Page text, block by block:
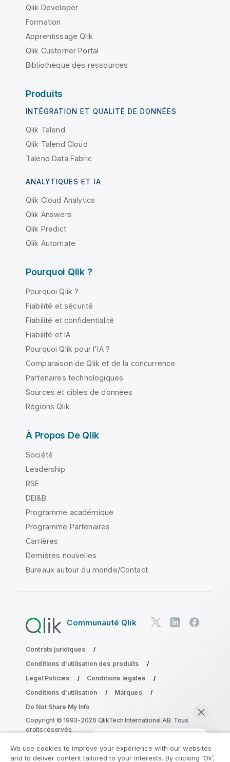
Qlik Developer
Formation
Apprentissage Qlik
Qlik Customer Portal
Bibliothèque des ressources
Produits
INTÉGRATION ET QUALITÉ DE DONNÉES
Qlik Talend
Qlik Talend Cloud
Talend Data Fabric
ANALYTIQUES ET IA
Qlik Cloud Analytics
Qlik Answers
Qlik Predict
Qlik Automate
Pourquoi Qlik ?
Pourquoi Qlik ?
Fiabilité et sécurité
Fiabilité et confidentialité
Fiabilité et IA
Pourquoi Qlik pour l'IA ?
Comparaison de Qlik et de la concurrence
Partenaires technologiques
Sources et cibles de données
Régions Qlik
À Propos De Qlik
Société
Leadership
RSE
DEI&B
Programme académique
Programme Partenaires
Carrières
Dernières nouvelles
Bureaux autour du monde/Contact
Communauté Qlik
Contrats juridiques
Conditions d'utilisation des produits
Legal Policies
Conditions légales
Conditions d'utilisation
Marques
Do Not Share My Info
Copyright © 1993-2026 QlikTech International AB. Tous
droits réservés.
We use cookies to improve your experience with our websites
and to deliver content tailored to your interests. By clicking ‘Ok’,